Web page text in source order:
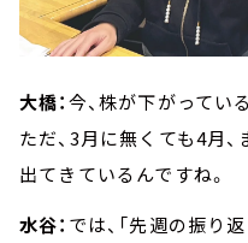
大橋：今、株が下がってい
ただ、3月に無くても4月
出てきているんですね。
水谷： では、「先週の振り